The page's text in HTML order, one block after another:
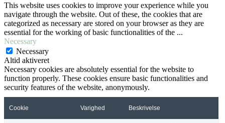
This website uses cookies to improve your experience while you
navigate through the website. Out of these, the cookies that are
categorized as necessary are stored on your browser as they are
essential for the working of basic functionalities of the ...
Necessary
Necessary
Altid aktiveret
Necessary cookies are absolutely essential for the website to
function properly. These cookies ensure basic functionalities and
security features of the website, anonymously.
Cookie Varighed Beskrivelse